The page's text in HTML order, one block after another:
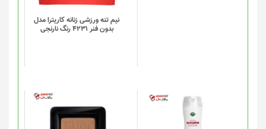
نیم تنه ورزشی زنانه کاریترا مدل
بدون فنر 4231 رنگ نارنجی
باشد.
گزینه
ها
محصول
انتخاب
شوند